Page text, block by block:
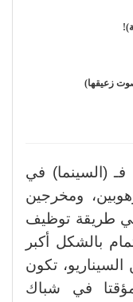
زعيقها)
فـ (السينما) في
ومخرجين
في طريقة توظيف
بالشكل أكبر
تكون
مؤقتا في شباك